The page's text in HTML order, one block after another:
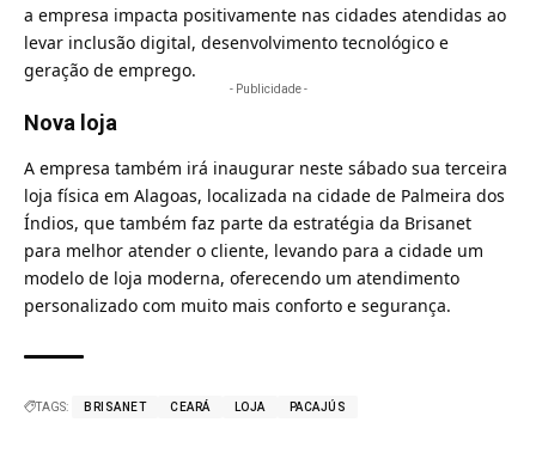
a empresa impacta positivamente nas cidades atendidas ao
levar inclusão digital, desenvolvimento tecnológico e
geração de emprego.
- Publicidade -
Nova loja
A empresa também irá inaugurar neste sábado sua terceira
loja física em Alagoas, localizada na cidade de Palmeira dos
Índios, que também faz parte da estratégia da Brisanet
para melhor atender o cliente, levando para a cidade um
modelo de loja moderna, oferecendo um atendimento
personalizado com muito mais conforto e segurança.
TAGS: BRISANET CEARÁ LOJA PACAJÚS